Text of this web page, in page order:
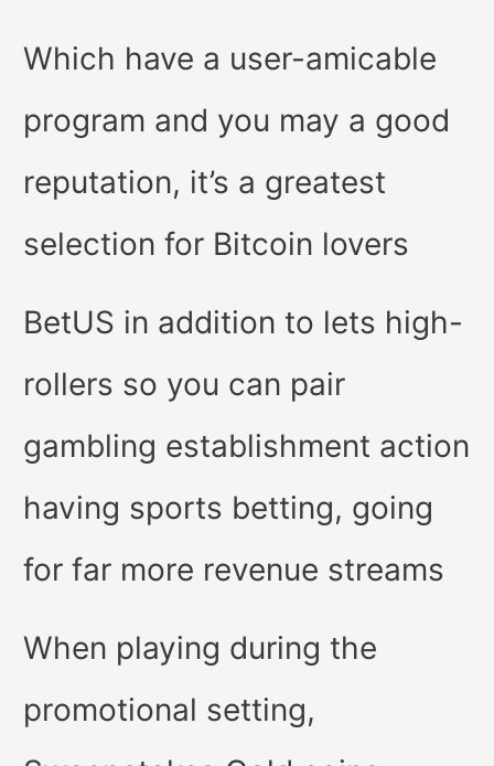
Which have a user-amicable
program and you may a good
reputation, it’s a greatest
selection for Bitcoin lovers
BetUS in addition to lets high-
rollers so you can pair
gambling establishment action
having sports betting, going
for far more revenue streams
When playing during the
promotional setting,